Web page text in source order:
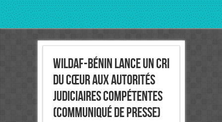
WiLDAF-Bénin lance un cri
du cœur aux autorités
judiciaires compétentes
(Communiqué de presse)